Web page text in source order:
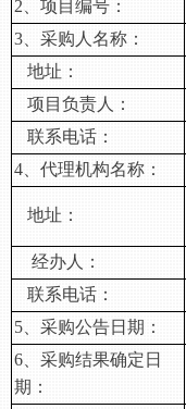
2、项目编号：
3、采购人名称：
地址：
项目负责人：
联系电话：
4、代理机构名称：
地址：
经办人：
联系电话：
5、采购公告日期：
6、采购结果确定日
期：